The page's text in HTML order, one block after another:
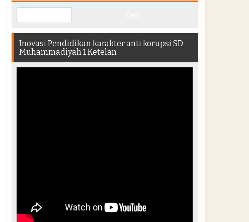
Inovasi Pendidikan karakter anti korupsi SD
Muhammadiyah 1 Ketelan